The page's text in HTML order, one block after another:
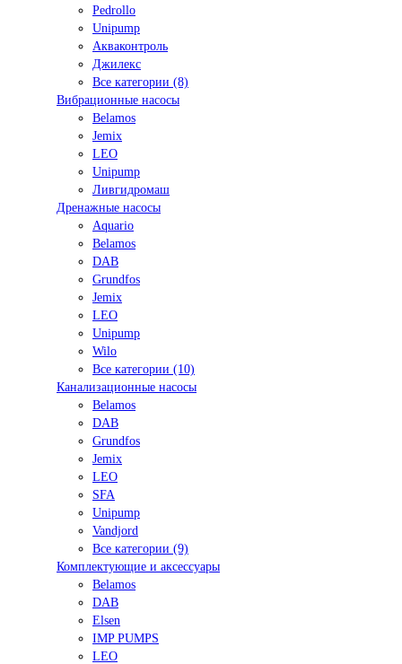
Pedrollo
Unipump
Акваконтроль
Джилекс
Все категории (8)
Вибрационные насосы
Belamos
Jemix
LEO
Unipump
Ливгидромаш
Дренажные насосы
Aquario
Belamos
DAB
Grundfos
Jemix
LEO
Unipump
Wilo
Все категории (10)
Канализационные насосы
Belamos
DAB
Grundfos
Jemix
LEO
SFA
Unipump
Vandjord
Все категории (9)
Комплектующие и аксессуары
Belamos
DAB
Elsen
IMP PUMPS
LEO